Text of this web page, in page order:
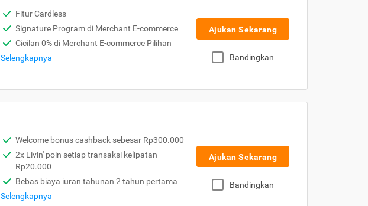
Fitur Cardless
Signature Program di Merchant E-commerce
Cicilan 0% di Merchant E-commerce Pilihan
Selengkapnya
Ajukan Sekarang
Bandingkan
Welcome bonus cashback sebesar Rp300.000
2x Livin' poin setiap transaksi kelipatan
Rp20.000
Bebas biaya iuran tahunan 2 tahun pertama
Selengkapnya
Ajukan Sekarang
Bandingkan